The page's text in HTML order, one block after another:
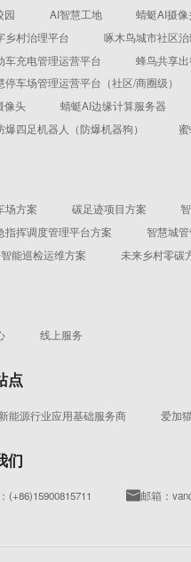
园
AI智慧工地 蜻蜓AI摄
乡村治理平台
啄木鸟城市社区
车充电管理运营平台
蜂鸟共享出
停车场管理运营平台（社区/商圈级）
像头
蜻蜓AI边缘计算服务器
爆四足机器人（防爆机器狗）
场方案 碳足迹项目方案
指挥调度管理平台方案
智慧城
能巡检运维方案
未来乡村零碳
线上服务
点
能源行业应用基础服务商 爱加
们
(+86)15900815711 邮箱：